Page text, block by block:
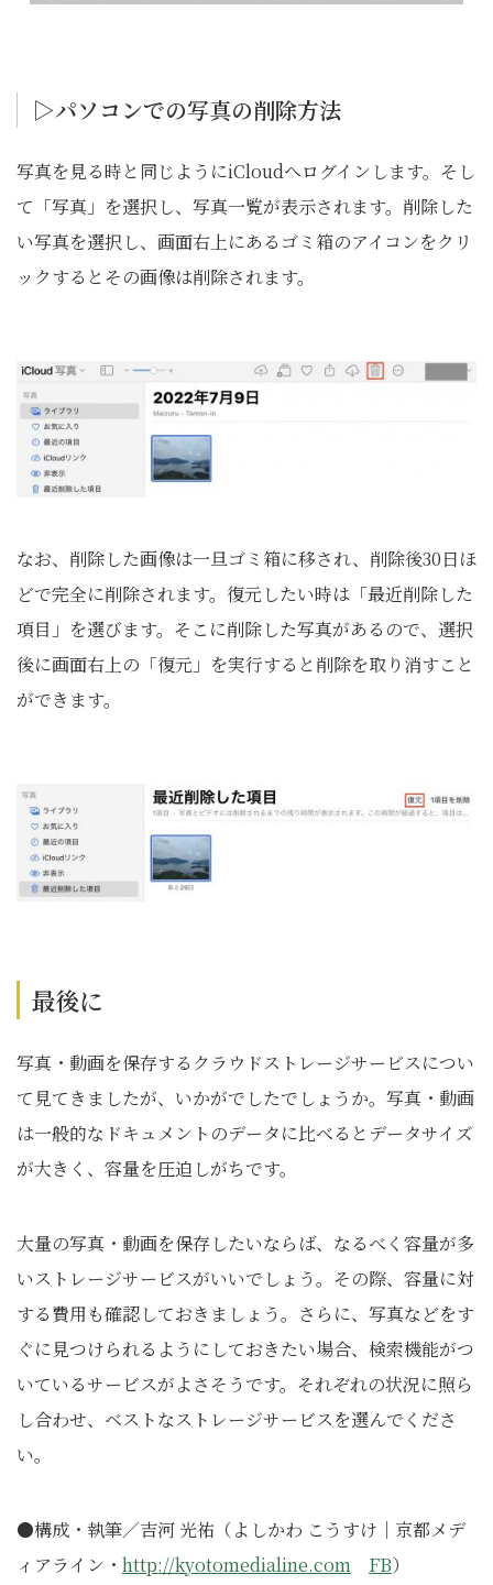
▷パソコンでの写真の削除方法
写真を見る時と同じようにiCloudへログインします。そし
て「写真」を選択し、写真一覧が表示されます。削除した
い写真を選択し、画面右上にあるゴミ箱のアイコンをクリ
ックするとその画像は削除されます。
なお、削除した画像は一旦ゴミ箱に移され、削除後30日ほ
どで完全に削除されます。復元したい時は「最近削除した
項目」を選びます。そこに削除した写真があるので、選択
後に画面右上の「復元」を実行すると削除を取り消すこと
ができます。
最後に
写真・動画を保存するクラウドストレージサービスについ
て見てきましたが、いかがでしたでしょうか。写真・動画
は一般的なドキュメントのデータに比べるとデータサイズ
が大きく、容量を圧迫しがちです。
大量の写真・動画を保存したいならば、なるべく容量が多
いストレージサービスがいいでしょう。その際、容量に対
する費用も確認しておきましょう。さらに、写真などをす
ぐに見つけられるようにしておきたい場合、検索機能がつ
いているサービスがよさそうです。それぞれの状況に照ら
し合わせ、ベストなストレージサービスを選んでくださ
い。
●構成・執筆／吉河 光祐（よしかわ こうすけ｜京都メデ
ィアライン・ http://kyotomedialine.com FB）